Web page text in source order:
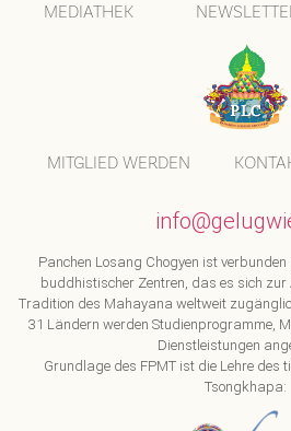
MEDIATHEK
MITGLIED WERDEN
Panchen Losang Chogyen ist verbunden
buddhistischer Zentren, das es sich
Tradition des Mahayana weltweit
31 Ländern werden Studienprogramme,
Dienstleistungen
Grundlage des FPMT ist die Lehre des
Tsongkhapa: